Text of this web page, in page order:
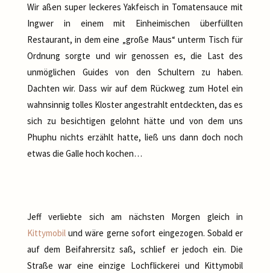
Wir aßen super leckeres Yakfeisch in Tomatensauce mit
Ingwer in einem mit Einheimischen überfüllten
Restaurant, in dem eine „große Maus“ unterm Tisch für
Ordnung sorgte und wir genossen es, die Last des
unmöglichen Guides von den Schultern zu haben.
Dachten wir. Dass wir auf dem Rückweg zum Hotel ein
wahnsinnig tolles Kloster angestrahlt entdeckten, das es
sich zu besichtigen gelohnt hätte und von dem uns
Phuphu nichts erzählt hatte, ließ uns dann doch noch
etwas die Galle hoch kochen…
Jeff verliebte sich am nächsten Morgen gleich in
Kittymobil und wäre gerne sofort eingezogen. Sobald er
auf dem Beifahrersitz saß, schlief er jedoch ein. Die
Straße war eine einzige Lochflickerei und Kittymobil